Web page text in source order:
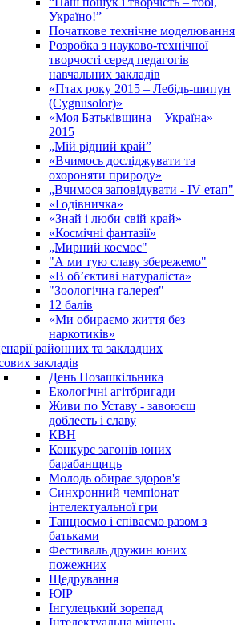
Україно!”
Початкове технічне моделювання
Розробка з науково-технічної
творчості серед педагогів
навчальних закладів
«Птах року 2015 – Лебідь-шипун
(Cygnusolor)»
«Моя Батьківщина – Україна»
2015
„Мій рідний край”
«Вчимось досліджувати та
охороняти природу»
„Вчимося заповідувати - ІV етап"
«Годівничка»
«Знай і люби свій край»
«Космічні фантазії»
„Мирний космос"
"А ми тую славу збережемо"
«В об’єктиві натураліста»
"Зоологічна галерея"
12 балів
«Ми обираємо життя без
наркотиків»
районних та закладних
закладів
День Позашкільника
Екологічні агітбригади
Живи по Уставу - завоюєш
доблесть і славу
КВН
Конкурс загонів юних
барабанщиць
Молодь обирає здоров'я
Синхронний чемпіонат
інтелектуальної гри
Танцюємо і співаємо разом з
батьками
Фестиваль дружин юних
пожежних
Щедрування
ЮІР
Інгулецький зорепад
Інтелектуальна мішень